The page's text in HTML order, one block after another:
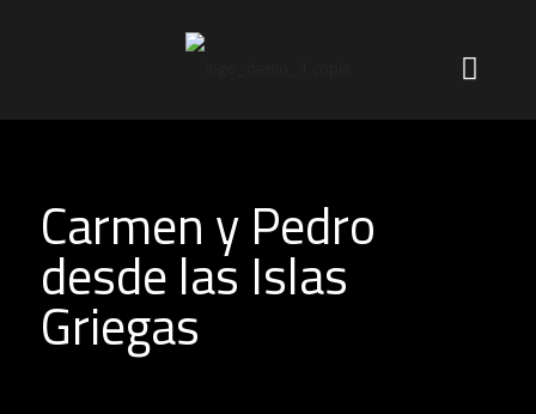
Carmen y Pedro
desde las Islas
Griegas